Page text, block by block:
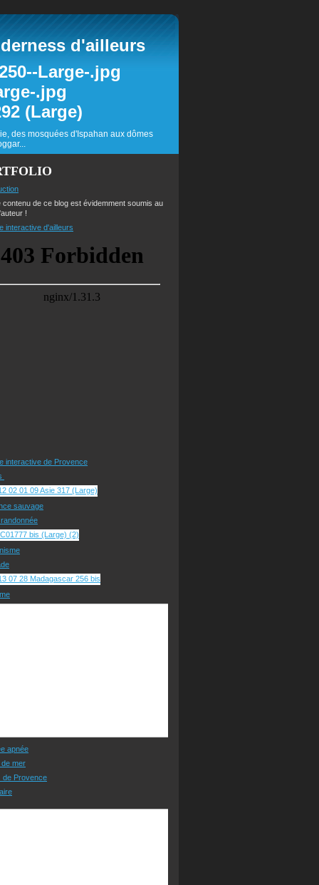
d'ailleurs
des mosquées d'Ispahan aux dômes
contenu de ce blog est évidemment soumis au
!
interactive d'ailleurs
interactive de Provence
sauvage
apnée
mer
de Provence